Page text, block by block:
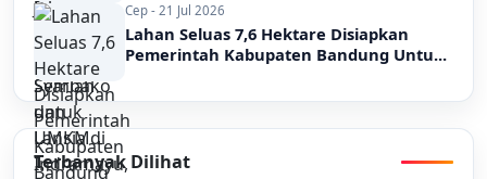
Cep - 21 Jul 2026
Lahan Seluas 7,6 Hektare Disiapkan
Pemerintah Kabupaten Bandung Untu...
Terbanyak Dilihat